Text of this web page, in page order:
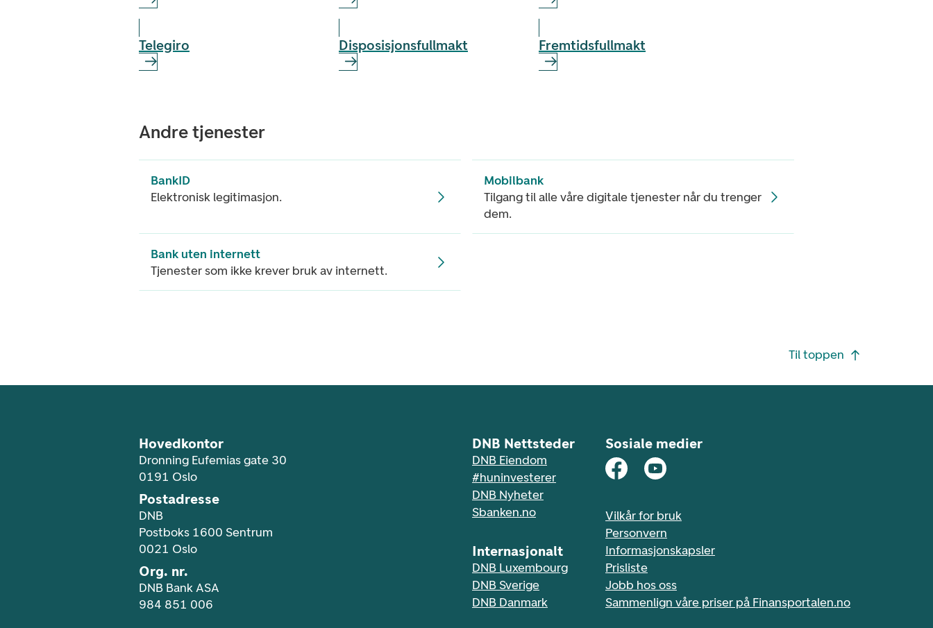
Telegiro Disposisjonsfullmakt Fremtidsfullmakt
Andre tjenester
BankID
Elektronisk legitimasjon.
Mobilbank
Tilgang til alle våre digitale tjenester når du trenger
dem.
Bank uten internett
Tjenester som ikke krever bruk av internett.
Til toppen
Hovedkontor
Dronning Eufemias gate 30
0191 Oslo
Postadresse
DNB
Postboks 1600 Sentrum
0021 Oslo
Org. nr.
DNB Bank ASA
984 851 006
DNB Nettsteder
DNB Eiendom
#huninvesterer
DNB Nyheter
Sbanken.no
Internasjonalt
DNB Luxembourg
DNB Sverige
DNB Danmark
Sosiale medier
Vilkår for bruk
Personvern
Informasjonskapsler
Prisliste
Jobb hos oss
Sammenlign våre priser på Finansportalen.no